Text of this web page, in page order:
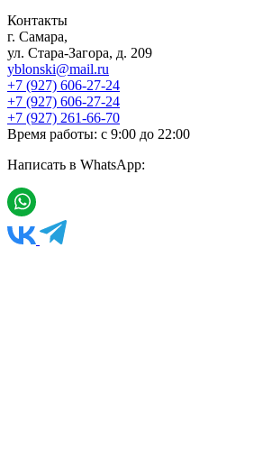
Контакты
г. Самара,
ул. Стара-Загора, д. 209
yblonski@mail.ru
+7 (927) 606-27-24
+7 (927) 606-27-24
+7 (927) 261-66-70
Время работы: с 9:00 до 22:00
Написать в WhatsApp: